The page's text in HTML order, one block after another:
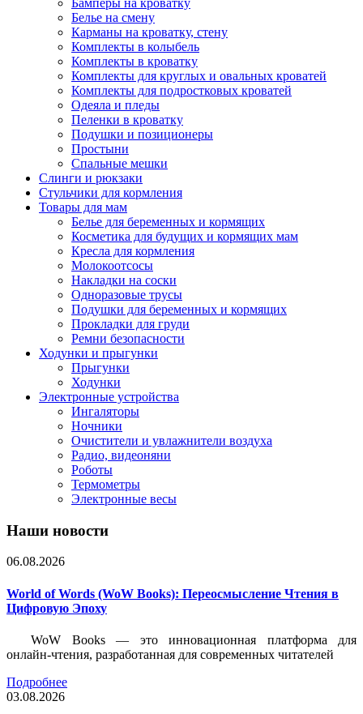
Бамперы на кроватку
Белье на смену
Карманы на кроватку, стену
Комплекты в колыбель
Комплекты в кроватку
Комплекты для круглых и овальных кроватей
Комплекты для подростковых кроватей
Одеяла и пледы
Пеленки в кроватку
Подушки и позиционеры
Простыни
Спальные мешки
Слинги и рюкзаки
Стульчики для кормления
Товары для мам
Белье для беременных и кормящих
Косметика для будущих и кормящих мам
Кресла для кормления
Молокоотсосы
Накладки на соски
Одноразовые трусы
Подушки для беременных и кормящих
Прокладки для груди
Ремни безопасности
Ходунки и прыгунки
Прыгунки
Ходунки
Электронные устройства
Ингаляторы
Ночники
Очистители и увлажнители воздуха
Радио, видеоняни
Роботы
Термометры
Электронные весы
Наши новости
06.08.2026
World of Words (WoW Books): Переосмысление Чтения в
Цифровую Эпоху
WoW Books — это инновационная платформа для
онлайн-чтения, разработанная для современных читателей
Подробнее
03.08.2026